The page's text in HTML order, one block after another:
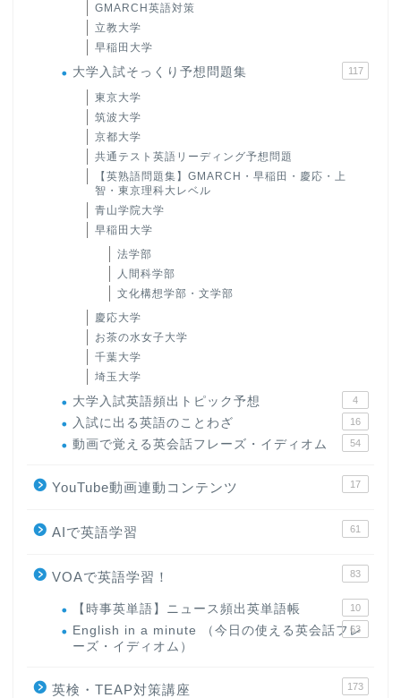
GMARCH英語対策
立教大学
早稲田大学
大学入試そっくり予想問題集 117
東京大学
筑波大学
京都大学
共通テスト英語リーディング予想問題
【英熟語問題集】GMARCH・早稲田・慶応・上
智・東京理科大レベル
青山学院大学
早稲田大学
法学部
人間科学部
文化構想学部・文学部
慶応大学
お茶の水女子大学
千葉大学
埼玉大学
大学入試英語頻出トピック予想 4
入試に出る英語のことわざ 16
動画で覚える英会話フレーズ・イディオム 54
YouTube動画連動コンテンツ 17
AIで英語学習 61
VOAで英語学習！ 83
【時事英単語】ニュース頻出英単語帳 10
English in a minute （今日の使える英会話フレ
ーズ・イディオム）
63
英検・TEAP対策講座 173